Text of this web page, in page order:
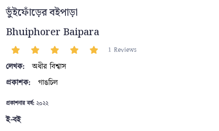
ভুঁইফোঁড়ের বইপাড়া
Bhuiphorer Baipara
1 Reviews
লেখক:
অধীর বিশ্বাস
প্রকাশক:
গাঙচিল
প্রকাশনার বর্ষ: ২০২২
ই-বই